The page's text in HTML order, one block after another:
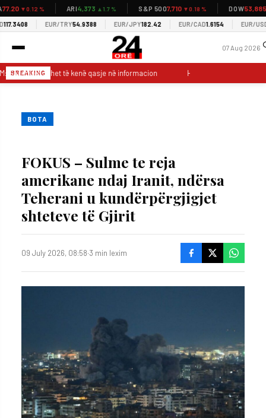
▼0.12 % ARI4,373▲1.7 % S&P 5007,710▼0.18 % DOW53,885
EUR/TRY54.9388 EUR/JPY182.42 EUR/CAD1.6154 EUR/USD
07 Aug 2026
BREAKING
Gazetarët duhet të kenë qasje në informacion Hoti: LDK ka vullnet
BOTA
FOKUS – Sulme te reja
amerikane ndaj Iranit, ndërsa
Teherani u kundërpërgjigjet
shteteve të Gjirit
09 July 2026, 08:58·3 min lexim